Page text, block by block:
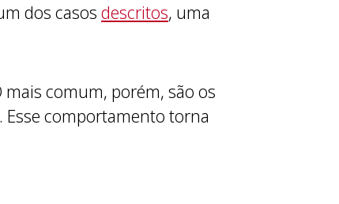
dos casosdescritos, uma
mais comum, porém, são os
comportamento torna